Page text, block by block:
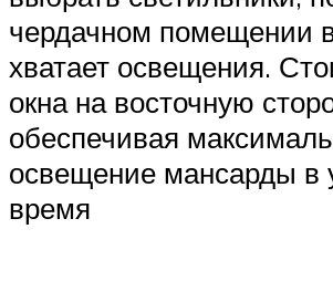
чердачном помещении
хватает освещения.
окна на восточную
обеспечивая
освещение мансарды в
время